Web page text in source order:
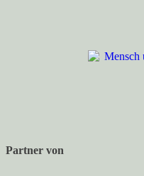
Partner von